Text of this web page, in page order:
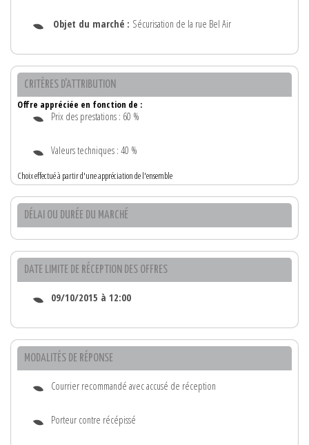
Objet du marché : Sécurisation de la rue Bel Air
CRITÈRES D'ATTRIBUTION
Offre appréciée en fonction de :
Prix des prestations : 60 %
Valeurs techniques : 40 %
Choix effectué à partir d'une appréciation de l'ensemble
DÉLAI OU DURÉE DU MARCHÉ
DATE LIMITE DE RÉCEPTION DES OFFRES
09/10/2015 à 12:00
MODALITÉS DE RÉPONSE
Courrier recommandé avec accusé de réception
Porteur contre récépissé